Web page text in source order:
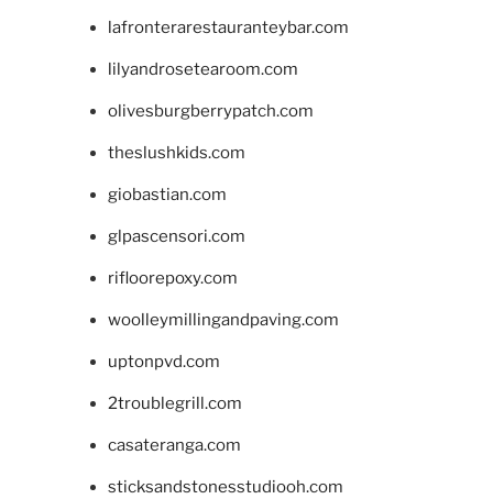
lafronterarestauranteybar.com
lilyandrosetearoom.com
olivesburgberrypatch.com
theslushkids.com
giobastian.com
glpascensori.com
rifloorepoxy.com
woolleymillingandpaving.com
uptonpvd.com
2troublegrill.com
casateranga.com
sticksandstonesstudiooh.com